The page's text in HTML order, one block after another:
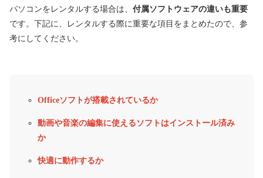
パソコンをレンタルする場合は、 付属ソフトウェアの違いも重要
です。下記に、レンタルする際に重要な項目をまとめたので、参
考にしてください。
Officeソフトが搭載されているか
動画や音楽の編集に使えるソフトはインストール済み
か
快適に動作するか